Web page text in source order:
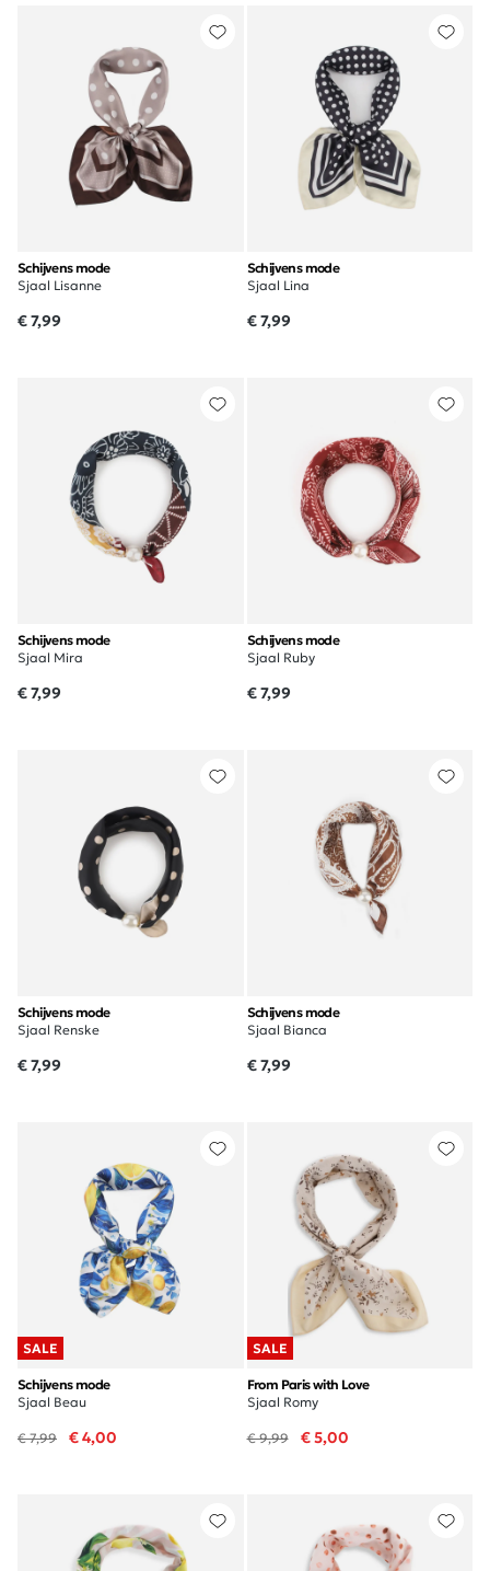
Schijvens mode
Sjaal Lisanne
€ 7,99
Schijvens mode
Sjaal Lina
€ 7,99
Schijvens mode
Sjaal Mira
€ 7,99
Schijvens mode
Sjaal Ruby
€ 7,99
Schijvens mode
Sjaal Renske
€ 7,99
Schijvens mode
Sjaal Bianca
€ 7,99
SALE
Schijvens mode
Sjaal Beau
€ 7,99 € 4,00
SALE
From Paris with Love
Sjaal Romy
€ 9,99 € 5,00